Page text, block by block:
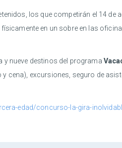
los que competirán el 14 de
físicamente en un sobre en las
y nueve destinos del programa
excursiones, seguro de
edad/concurso-la-gira-